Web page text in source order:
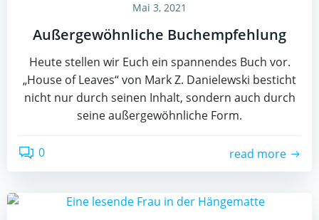
Mai 3, 2021
Außergewöhnliche Buchempfehlung
Heute stellen wir Euch ein spannendes Buch vor.
„House of Leaves“ von Mark Z. Danielewski besticht
nicht nur durch seinen Inhalt, sondern auch durch
seine außergewöhnliche Form.
0 read more